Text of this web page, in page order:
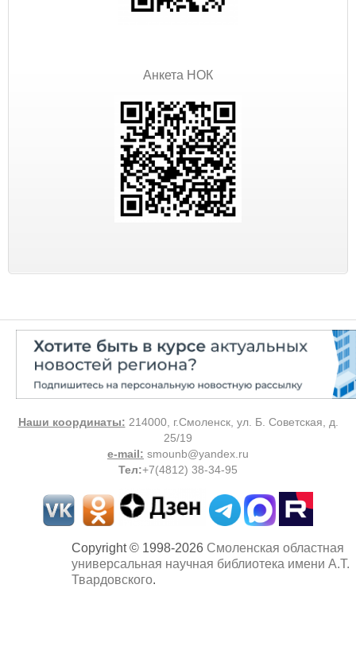
Анкета НОК
Наши координаты: 214000, г.Смоленск, ул. Б. Советская, д.
25/19
e-mail: smounb@yandex.ru
Тел:+7(4812) 38-34-95
Copyright © 1998-2026 Смоленская областная
универсальная научная библиотека имени А.Т.
Твардовского.